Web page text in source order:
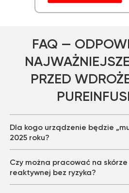
Dla kogo urządzenie będzie
2025 roku?
Czy można pracować na
reaktywnej bez ryzyka?